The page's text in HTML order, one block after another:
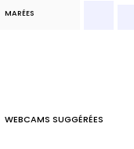
MARÉES
WEBCAMS SUGGÉRÉES